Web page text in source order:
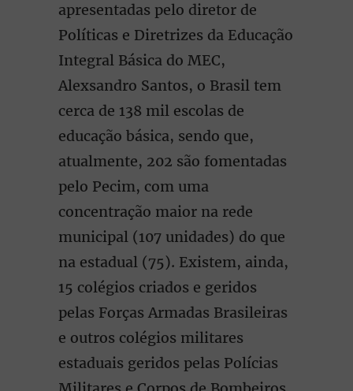
apresentadas pelo diretor de
Políticas e Diretrizes da Educação
Integral Básica do MEC,
Alexsandro Santos, o Brasil tem
cerca de 138 mil escolas de
educação básica, sendo que,
atualmente, 202 são fomentadas
pelo Pecim, com uma
concentração maior na rede
municipal (107 unidades) do que
na estadual (75). Existem, ainda,
15 colégios criados e geridos
pelas Forças Armadas Brasileiras
e outros colégios militares
estaduais geridos pelas Polícias